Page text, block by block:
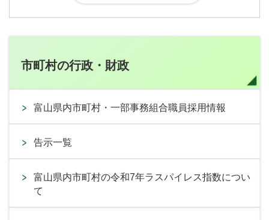
市町村の行政・財政
富山県内市町村・一部事務組合職員採用情報
告示一覧
富山県内市町村の令和7年ラスパイレス指数につい
て